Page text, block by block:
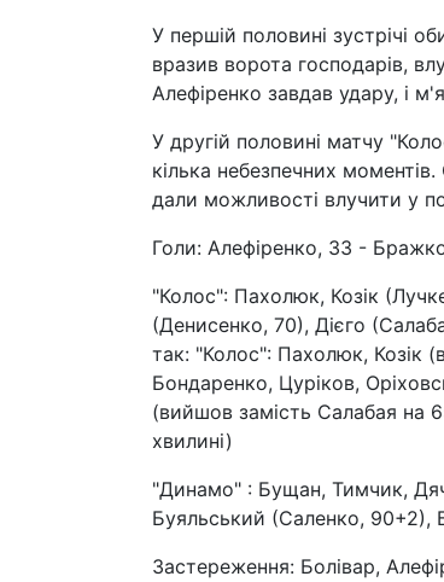
У першій половині зустрічі
вразив ворота господарів,
Алефіренко завдав удару, і
У другій половині матчу
кілька небезпечних
дали можливості влучити у
Голи: Алефіренко, 33 -
"Колос": Пахолюк, Козік
(Денисенко, 70), Дієго
так: "Колос": Пахолюк, Козік
Бондаренко, Цуріков,
(вийшов замість Салабая на
хвилині)
"Динамо" : Бущан, Тимчик,
Буяльський (Саленко, 90+2),
Застереження: Болівар,